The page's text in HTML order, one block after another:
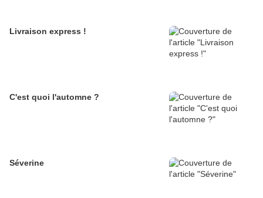
Livraison express !
C'est quoi l'automne ?
Séverine